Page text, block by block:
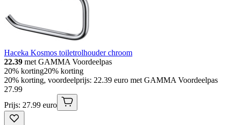
Haceka Kosmos toiletrolhouder chroom
22.39 met GAMMA Voordeelpas
20% korting20% korting
20% korting, voordeelprijs: 22.39 euro met GAMMA Voordeelpas
27.99
Prijs: 27.99 euro